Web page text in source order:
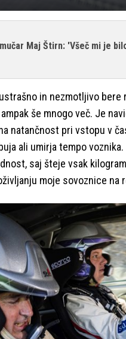
Maj Štirn: 'Všeč mi je
in nezmotljivo bere
še mnogo več. Je
natančnost pri vstopu v
ali umirja tempo
saj šteje vsak
moje sovoznice na